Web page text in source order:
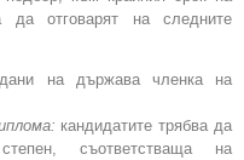
да отговарят на следните
на държава членка на
кандидатите трябва да
съответстваща на